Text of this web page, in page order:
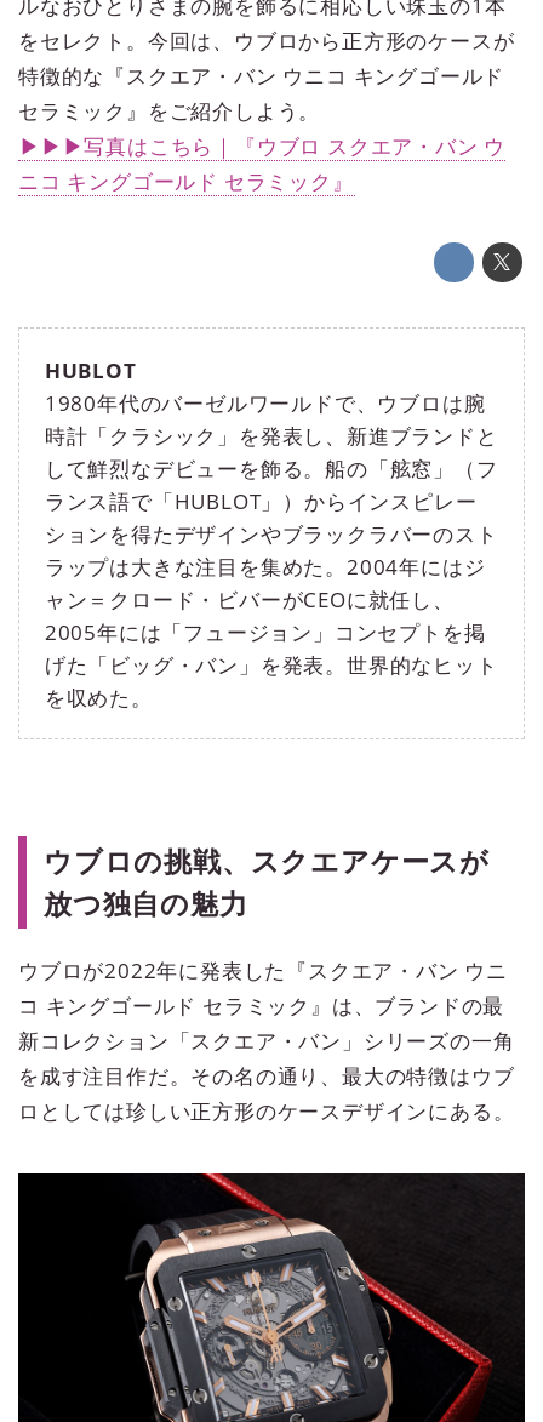
をセレクト。今回は、ウブロから正方形のケースが
特徴的な『スクエア・バン ウニコ キングゴールド
セラミック』をご紹介しよう。
▶▶▶写真はこちら｜『ウブロ スクエア・バン ウ
ニコ キングゴールド セラミック』
HUBLOT
1980年代のバーゼルワールドで、ウブロは腕
時計「クラシック」を発表し、新進ブランドと
して鮮烈なデビューを飾る。船の「舷窓」（フ
ランス語で「HUBLOT」）からインスピレー
ションを得たデザインやブラックラバーのスト
ラップは大きな注目を集めた。2004年にはジ
ャン＝クロード・ビバーがCEOに就任し、
2005年には「フュージョン」コンセプトを掲
げた「ビッグ・バン」を発表。世界的なヒット
を収めた。
ウブロの挑戦、スクエアケースが
放つ独自の魅力
ウブロが2022年に発表した『スクエア・バン ウニ
コ キングゴールド セラミック』は、ブランドの最
新コレクション「スクエア・バン」シリーズの一角
を成す注目作だ。その名の通り、最大の特徴はウブ
ロとしては珍しい正方形のケースデザインにある。